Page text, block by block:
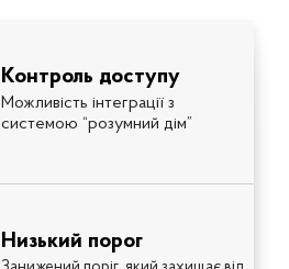
Контроль доступу
Можливість інтеграції з
системою “розумний дім”
Низький порог